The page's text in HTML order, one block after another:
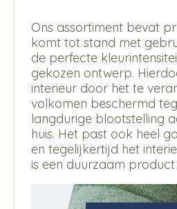
Ons assortiment bevat
komt tot stand met
de perfecte
gekozen ontwerp.
interieur door het te
volkomen beschermd
langdurige blootstelling
huis. Het past ook heel
en tegelijkertijd het
is een duurzaam